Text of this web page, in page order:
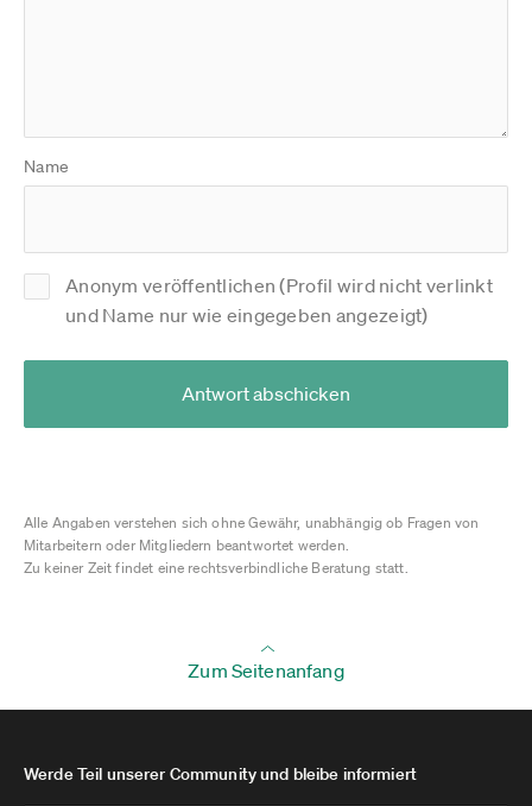
Name
Anonym veröffentlichen (Profil wird nicht verlinkt
und Name nur wie eingegeben angezeigt)
Antwort abschicken
Alle Angaben verstehen sich ohne Gewähr, unabhängig ob Fragen von
Mitarbeitern oder Mitgliedern beantwortet werden.
Zu keiner Zeit findet eine rechtsverbindliche Beratung statt.
Zum Seitenanfang
Werde Teil unserer Community und bleibe informiert